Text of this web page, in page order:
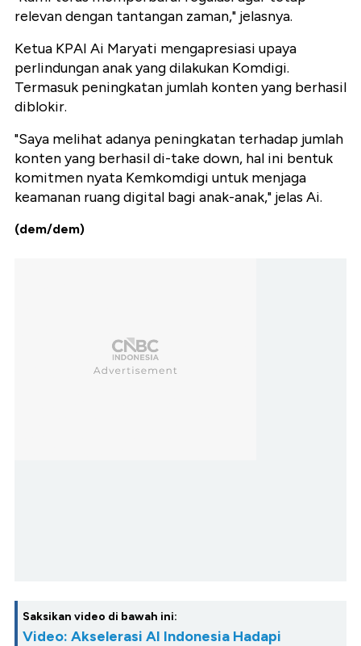
relevan dengan tantangan zaman," jelasnya.
Ketua KPAI Ai Maryati mengapresiasi upaya
perlindungan anak yang dilakukan Komdigi.
Termasuk peningkatan jumlah konten yang berhasil
diblokir.
"Saya melihat adanya peningkatan terhadap jumlah
konten yang berhasil di-take down, hal ini bentuk
komitmen nyata Kemkomdigi untuk menjaga
keamanan ruang digital bagi anak-anak," jelas Ai.
(dem/dem)
Saksikan video di bawah ini:
Video: Akselerasi AI Indonesia Hadapi